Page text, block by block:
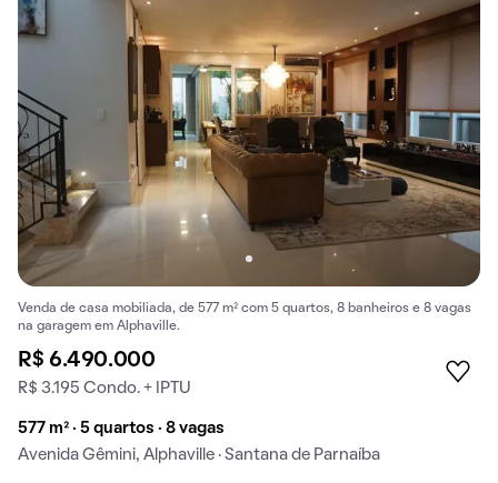
Venda de casa mobiliada, de 577 m² com 5 quartos, 8 banheiros e 8 vagas
na garagem em Alphaville.
R$ 6.490.000
R$ 3.195 Condo. + IPTU
577 m² · 5 quartos · 8 vagas
Avenida Gêmini, Alphaville · Santana de Parnaíba